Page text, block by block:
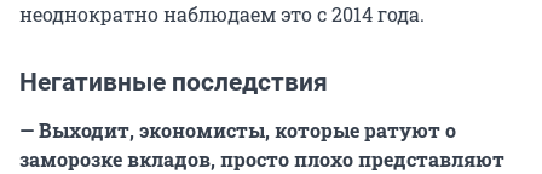
неоднократно наблюдаем это с 2014 года.
Негативные последствия
— Выходит, экономисты, которые ратуют о
заморозке вкладов, просто плохо представляют